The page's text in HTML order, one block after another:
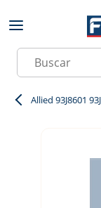
Skip to main
Site Search
Allied 93J8601